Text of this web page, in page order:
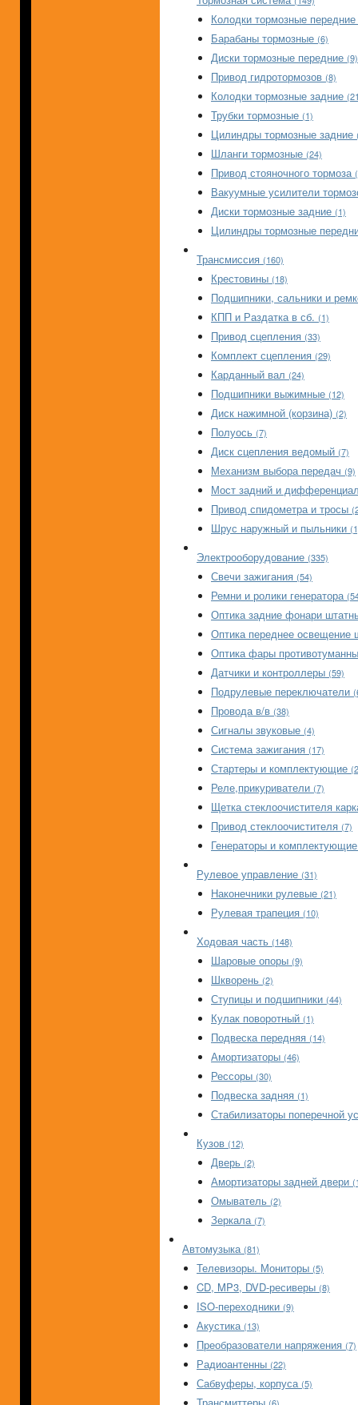
Колодки тормозные передние
Барабаны тормозные (6)
Диски тормозные передние (9)
Привод гидротормозов (8)
Колодки тормозные задние
Трубки тормозные (1)
Цилиндры тормозные задние
Шланги тормозные (24)
Привод стояночного тормоза
Вакуумные усилители
Диски тормозные задние (1)
Цилиндры тормозные
Трансмиссия (160)
Крестовины (18)
Подшипники, сальники и
КПП и Раздатка в сб. (1)
Привод сцепления (33)
Комплект сцепления (29)
Карданный вал (24)
Подшипники выжимные (12)
Диск нажимной (корзина) (2)
Полуось (7)
Диск сцепления ведомый (7)
Механизм выбора передач (9)
Мост задний и
Привод спидометра и тросы
Шрус наружный и пыльники
Электрооборудование (335)
Свечи зажигания (54)
Ремни и ролики генератора
Оптика задние фонари
Оптика переднее освещение
Оптика фары
Датчики и контроллеры (59)
Подрулевые переключатели
Провода в/в (38)
Сигналы звуковые (4)
Система зажигания (17)
Стартеры и комплектующие
Реле,прикуриватели (7)
Щетка стеклоочистителя
Привод стеклоочистителя (7)
Генераторы и
Рулевое управление (31)
Наконечники рулевые (21)
Рулевая трапеция (10)
Ходовая часть (148)
Шаровые опоры (9)
Шкворень (2)
Ступицы и подшипники (44)
Кулак поворотный (1)
Подвеска передняя (14)
Амортизаторы (46)
Рессоры (30)
Подвеска задняя (1)
Стабилизаторы поперечной
Кузов (12)
Дверь (2)
Амортизаторы задней двери
Омыватель (2)
Зеркала (7)
Автомузыка (81)
Телевизоры. Мониторы (5)
CD, MP3, DVD-ресиверы (8)
ISO-переходники (9)
Акустика (13)
Преобразователи напряжения (7)
Радиоантенны (22)
Сабвуферы, корпуса (5)